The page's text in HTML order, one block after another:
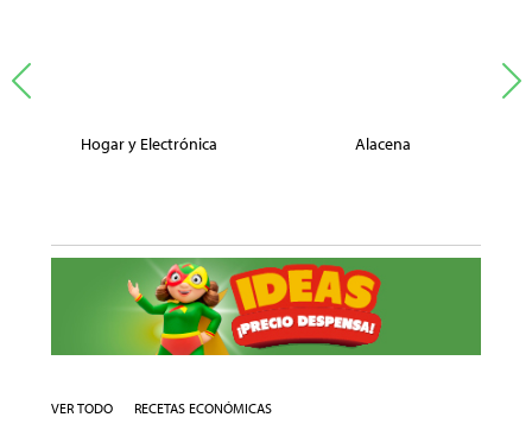
Hogar y Electrónica Alacena
VER TODO
RECETAS ECONÓMICAS